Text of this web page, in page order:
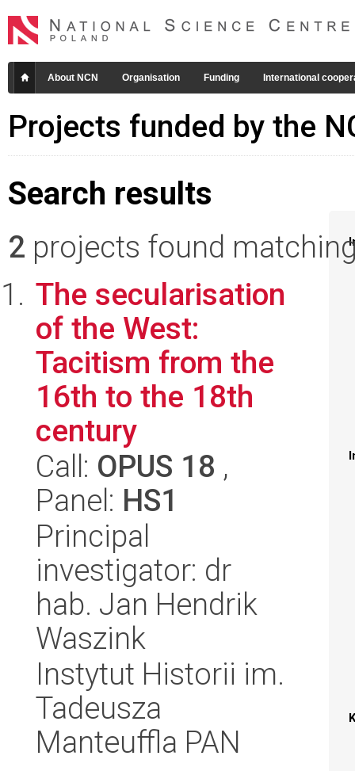
About NCN Organisation Funding International
Projects funded by the
Search results
2 projects found
The secularisation
of the West:
Tacitism from the
16th to the 18th
century
Call: OPUS 18 ,
Panel: HS1
Principal
investigator: dr
hab. Jan Hendrik
Waszink
Instytut Historii im.
Tadeusza
Manteuffla PAN